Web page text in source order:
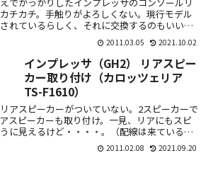
でがっかりしたインプレッサのコンソールリ
チカチ。手触りがよろしくない。現行モデル
れているらしく、それに交換するのもいいの
2011.03.05 2021.10.02
インプレッサ（GH2） リアスピー
カー取り付け（カロッツェリア
TS-F1610）
アスピーカーがついていない。2スピーカーで
スピーカーも取り付け。一見、リアにもスピ
に見えるけど・・・・。（配線は来ていると
2011.02.08 2021.09.20